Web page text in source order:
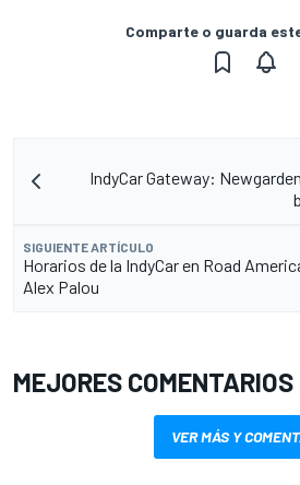
Comparte o guarda
IndyCar Gateway:
SIGUIENTE ARTÍCULO
Horarios de la IndyCar en Road
Alex Palou
MEJORES COMENTARIOS
VER MÁS Y